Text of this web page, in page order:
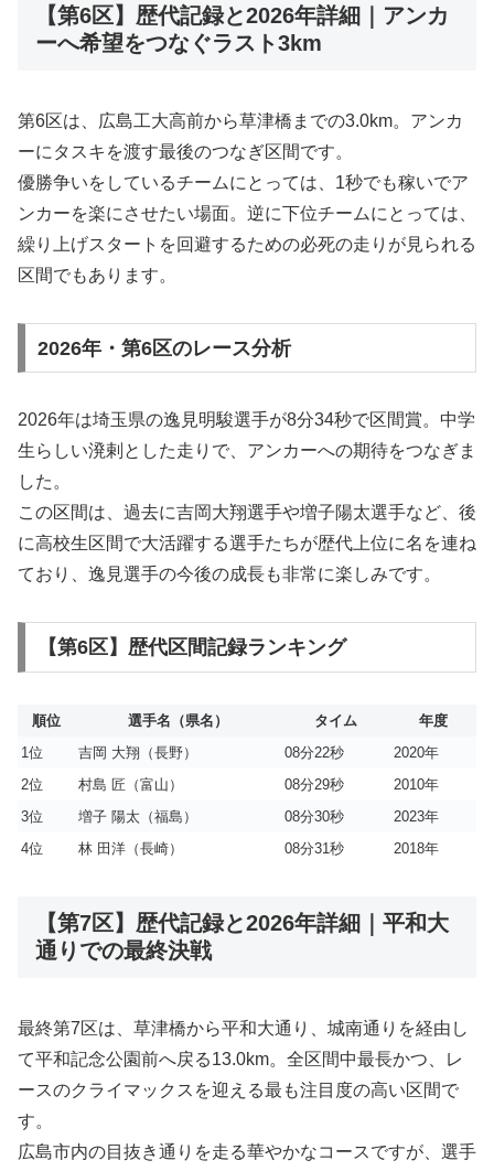
【第6区】歴代記録と2026年詳細｜アンカ
ーへ希望をつなぐラスト3km
第6区は、広島工大高前から草津橋までの3.0km。アンカ
ーにタスキを渡す最後のつなぎ区間です。
優勝争いをしているチームにとっては、1秒でも稼いでア
ンカーを楽にさせたい場面。逆に下位チームにとっては、
繰り上げスタートを回避するための必死の走りが見られる
区間でもあります。
2026年・第6区のレース分析
2026年は埼玉県の逸見明駿選手が8分34秒で区間賞。中学
生らしい溌剌とした走りで、アンカーへの期待をつなぎま
した。
この区間は、過去に吉岡大翔選手や増子陽太選手など、後
に高校生区間で大活躍する選手たちが歴代上位に名を連ね
ており、逸見選手の今後の成長も非常に楽しみです。
【第6区】歴代区間記録ランキング
順位 選手名（県名） タイム
年度
1位
吉岡 大翔（長野） 08分22秒
2020年
2位
村島 匠（富山） 08分29秒
2010年
3位
増子 陽太（福島） 08分30秒
2023年
4位
林 田洋（長崎） 08分31秒 2018年
【第7区】歴代記録と2026年詳細｜平和大
通りでの最終決戦
最終第7区は、草津橋から平和大通り、城南通りを経由し
て平和記念公園前へ戻る13.0km。全区間中最長かつ、レ
ースのクライマックスを迎える最も注目度の高い区間で
す。
広島市内の目抜き通りを走る華やかなコースですが、選手